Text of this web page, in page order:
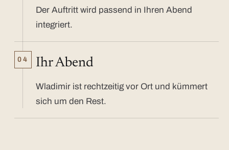
Der Auftritt wird passend in Ihren Abend
integriert.
04 Ihr Abend
Wladimir ist rechtzeitig vor Ort und kümmert
sich um den Rest.